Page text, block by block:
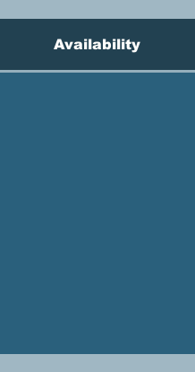
Availability